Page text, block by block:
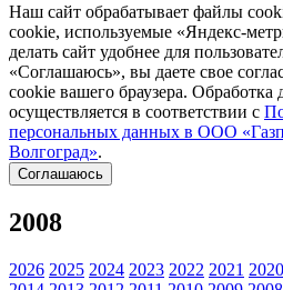
Наш сайт обрабатывает файлы
cookie, используемые «Яндекс-
делать сайт удобнее для
«Соглашаюсь», вы даете свое
cookie вашего браузера. Обработка
осуществляется в соответствии с
персональных данных в ООО
Волгоград».
Соглашаюсь
2008
2026 2025 2024 2023 2022 2021 2020